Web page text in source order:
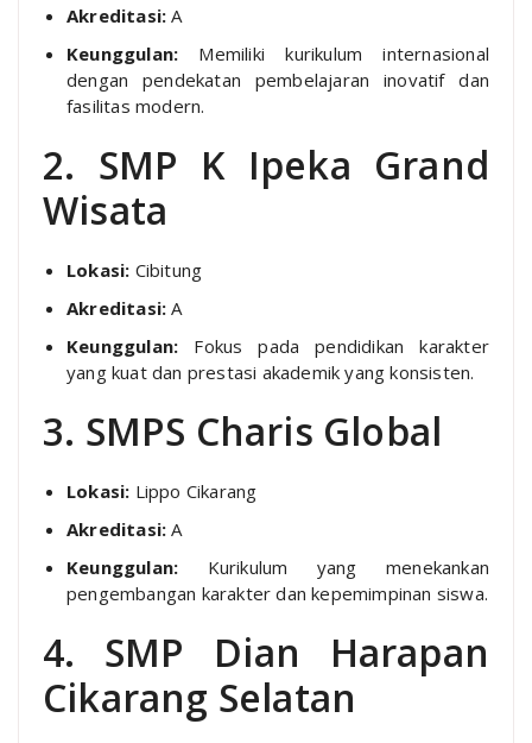
Akreditasi: A
Keunggulan: Memiliki kurikulum internasional
dengan pendekatan pembelajaran inovatif dan
fasilitas modern.
2. SMP K Ipeka Grand
Wisata
Lokasi: Cibitung
Akreditasi: A
Keunggulan: Fokus pada pendidikan karakter
yang kuat dan prestasi akademik yang konsisten.
3. SMPS Charis Global
Lokasi: Lippo Cikarang
Akreditasi: A
Keunggulan: Kurikulum yang menekankan
pengembangan karakter dan kepemimpinan siswa.
4. SMP Dian Harapan
Cikarang Selatan